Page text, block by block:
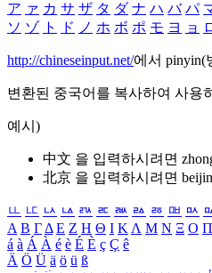
ア ァ カ サ ザ タ ダ ナ ハ バ パ
ソ ゾ ト ド ノ ホ ボ ポ モ ヨ ョ
http://chineseinput.net/에서 pinyin(
변환된 중국어를 복사하여 사용
예시)
中文 을 입력하시려면
北京 을 입력하시려면
ㅥ ㅦ ㅧ ㅨ ㅩ ㅪ ㅫ ㅬ ㅭ ㅮ ㅯ
Α Β ΓΔ Ε Ζ Η Θ Ι ΚΛ Μ Ν Ξ Ο Π
á à Á À é è É È ç Ç ê
Ä Ö Ü ä ö ü ß